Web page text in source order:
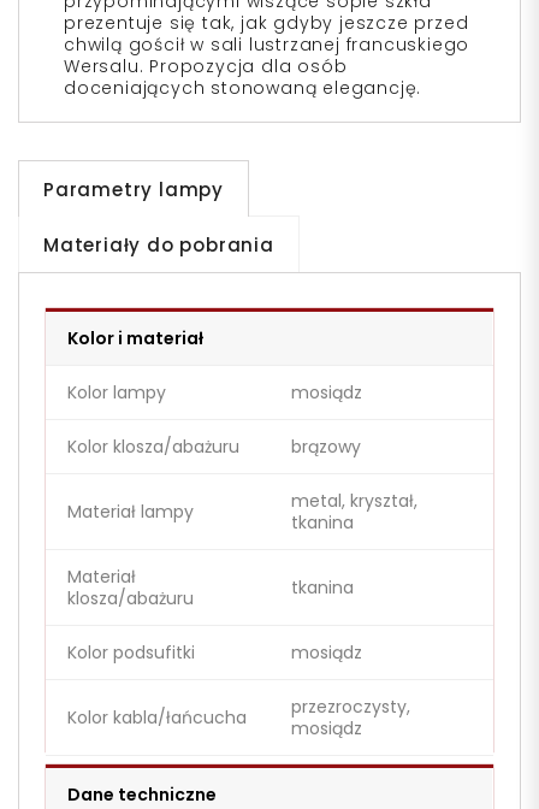
prezentuje się tak, jak gdyby jeszcze przed
chwilą gościł w sali lustrzanej francuskiego
Wersalu. Propozycja dla osób
doceniających stonowaną elegancję.
Parametry lampy
Materiały do pobrania
Kolor i materiał
Kolor lampy mosiądz
Kolor klosza/abażuru brązowy
Materiał lampy
metal, kryształ,
tkanina
Materiał
klosza/abażuru
tkanina
Kolor podsufitki mosiądz
Kolor kabla/łańcucha
przezroczysty,
mosiądz
Dane techniczne